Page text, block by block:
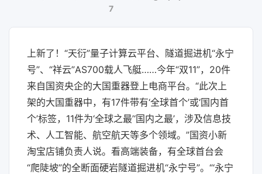
7
上新了！“天衍”量子计算云平台、隧道掘进机“永宁
号”、“祥云”AS700载人飞艇……今年“双11”，20件
来自国资央企的大国重器登上电商平台。“此次上
架的大国重器中，有17件带有‘全球首个’或‘国内首
个’标签，11件为‘全球之最’‘国内之最’，涉及信息技
术、人工智能、航空航天等多个领域。”国资小新
淘宝店铺负责人说。看高端装备，有全球首台会
“爬陡坡”的全断面硬岩隧道掘进机“永宁号”。“‘永宁